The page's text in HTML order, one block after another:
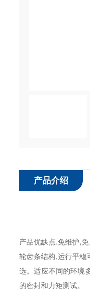
产品介绍
产品优缺点.免维护,
轮齿条结构,运行平稳
选。适应不同的环境
的密封和力矩测试。